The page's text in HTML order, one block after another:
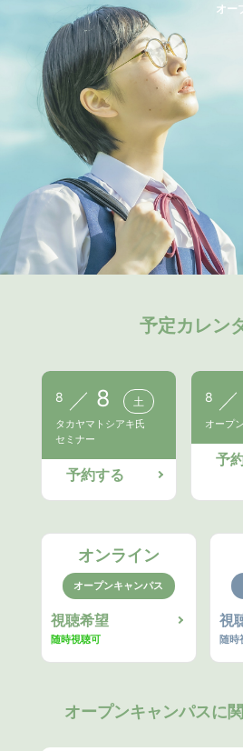
オー
予定カレン
8 8 土
タカヤマトシアキ氏
セミナー
予約する
8
オープ
予
オンライン
オープンキャンパス
視聴希望
随時視聴可
視
随時
オープンキャンパスに